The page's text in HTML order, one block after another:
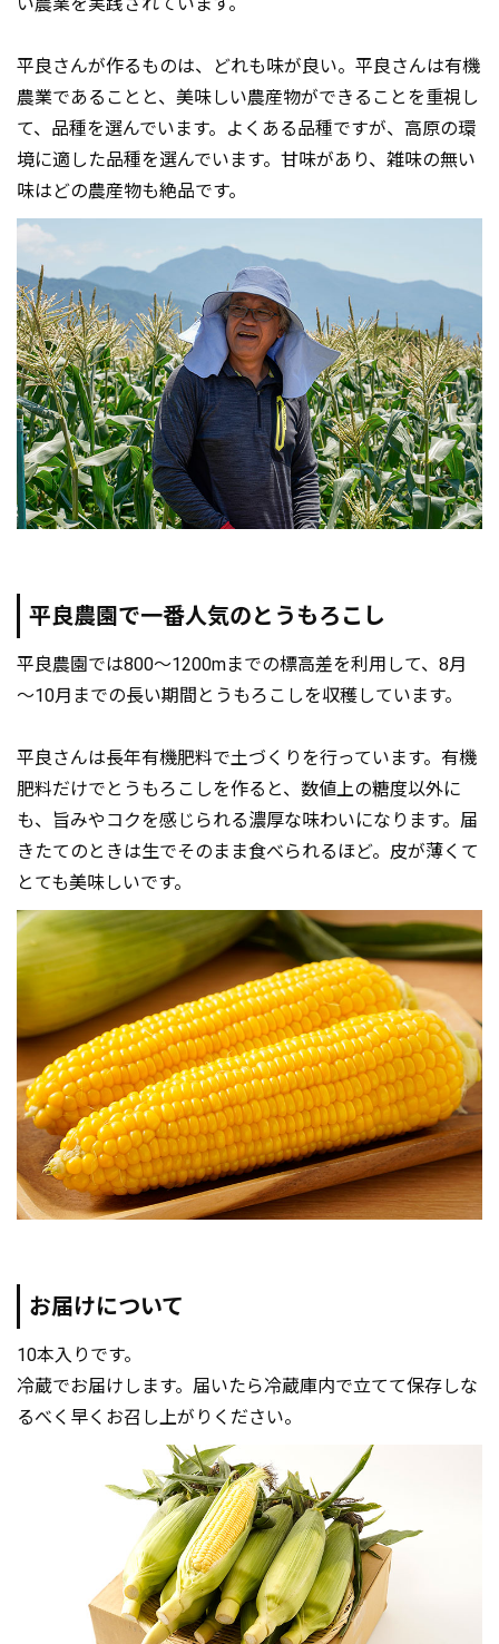
平良さんが作るものは、どれも味が良い。平良さんは有機
農業であることと、美味しい農産物ができることを重視し
て、品種を選んでいます。よくある品種ですが、高原の環
境に適した品種を選んでいます。甘味があり、雑味の無い
味はどの農産物も絶品です。
平良農園で一番人気のとうもろこし
平良農園では800～1200mまでの標高差を利用して、8月
～10月までの長い期間とうもろこしを収穫しています。
平良さんは長年有機肥料で土づくりを行っています。有機
肥料だけでとうもろこしを作ると、数値上の糖度以外に
も、旨みやコクを感じられる濃厚な味わいになります。届
きたてのときは生でそのまま食べられるほど。皮が薄くて
とても美味しいです。
お届けについて
10本入りです。
冷蔵でお届けします。届いたら冷蔵庫内で立てて保存しな
るべく早くお召し上がりください。